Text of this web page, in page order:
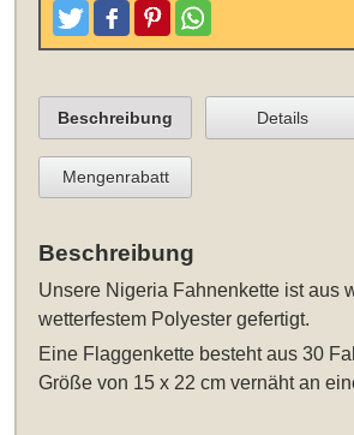
TweetenPostenPinterestTeilen
Beschreibung Details
Mengenrabatt
Beschreibung
Unsere Nigeria Fahnenkette ist aus
wetterfestem Polyester gefertigt.
Eine Flaggenkette besteht aus 30
Größe von 15 x 22 cm vernäht an